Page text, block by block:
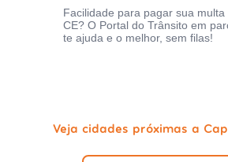
Facilidade para pagar sua
CE? O Portal do Trânsito em
te ajuda e o melhor, sem filas!
Veja cidades próximas a